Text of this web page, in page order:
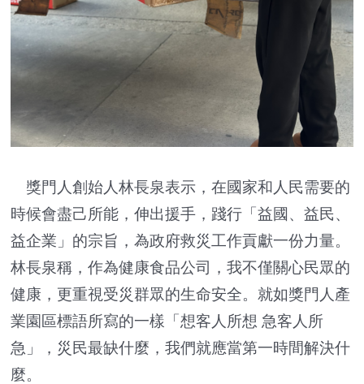
獎門人創始人林長泉表示，在國家和人民需要的
時候會盡己所能，伸出援手，踐行「益國、益民、
益企業」的宗旨，為政府救災工作貢獻一份力量。
林長泉稱，作為健康食品公司，我不僅關心民眾的
健康，更重視受災群眾的生命安全。就如獎門人產
業園區標語所寫的一樣「想客人所想 急客人所
急」，災民最缺什麼，我們就應當第一時間解決什
麼。